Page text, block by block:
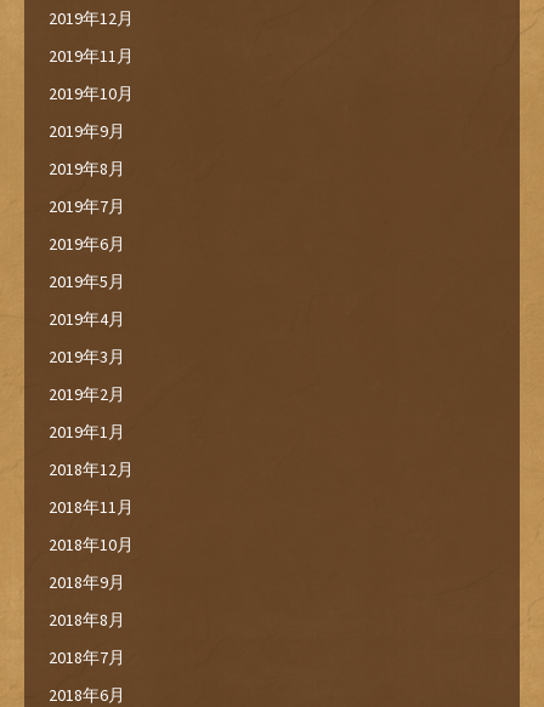
2019年12月
2019年11月
2019年10月
2019年9月
2019年8月
2019年7月
2019年6月
2019年5月
2019年4月
2019年3月
2019年2月
2019年1月
2018年12月
2018年11月
2018年10月
2018年9月
2018年8月
2018年7月
2018年6月